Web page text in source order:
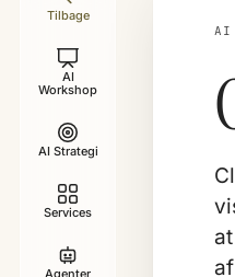
Tilbage
AI
Workshop
AI Strategi
Services
Agenter
AI